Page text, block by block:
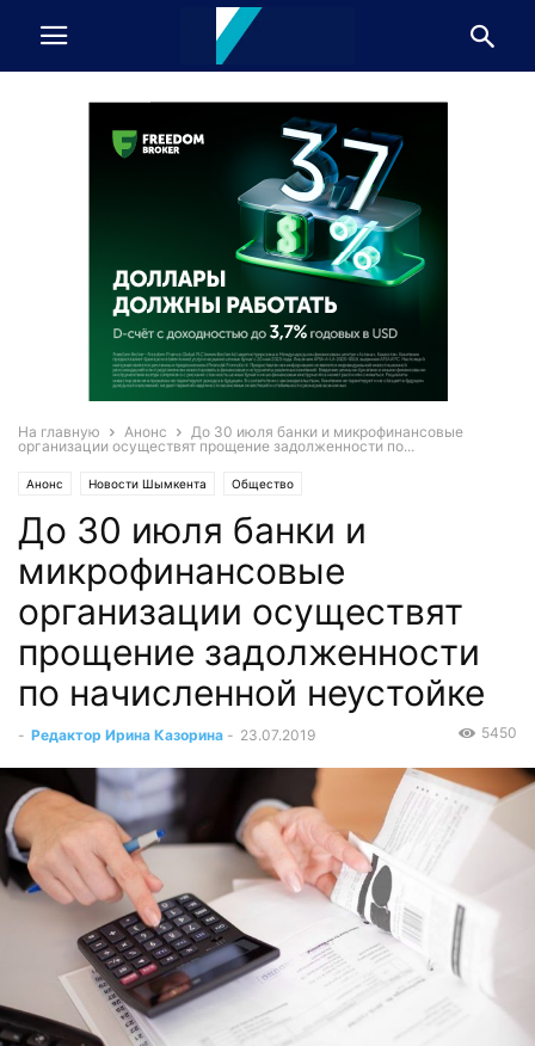
На главную Анонс
До 30 июля банки и микрофинансовые
организации осуществят прощение задолженности по...
Анонс Новости Шымкента Общество
До 30 июля банки и
микрофинансовые
организации осуществят
прощение задолженности
по начисленной неустойке
- Редактор Ирина Казорина - 23.07.2019 5450